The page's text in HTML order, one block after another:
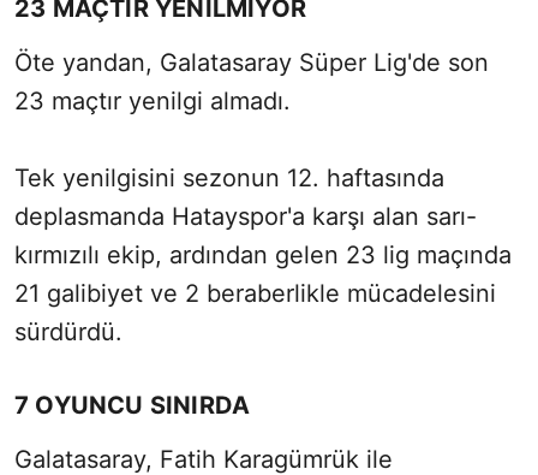
23 MAÇTIR YENİLMİYOR
Öte yandan, Galatasaray Süper Lig'de son
23 maçtır yenilgi almadı.
Tek yenilgisini sezonun 12. haftasında
deplasmanda Hatayspor'a karşı alan sarı-
kırmızılı ekip, ardından gelen 23 lig maçında
21 galibiyet ve 2 beraberlikle mücadelesini
sürdürdü.
7 OYUNCU SINIRDA
Galatasaray, Fatih Karagümrük ile